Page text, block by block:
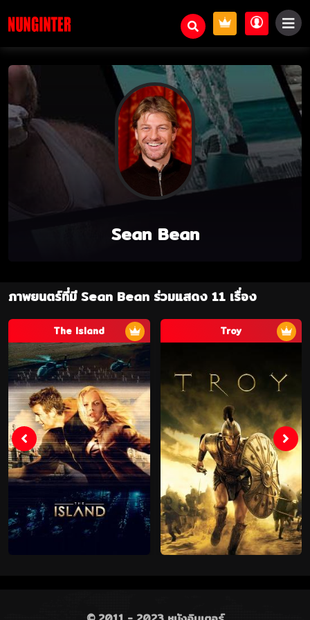
Sean Bean
ภาพยนตร์ที่มี Sean Bean ร่วมแสดง 11 เรื่อง
The Island Troy